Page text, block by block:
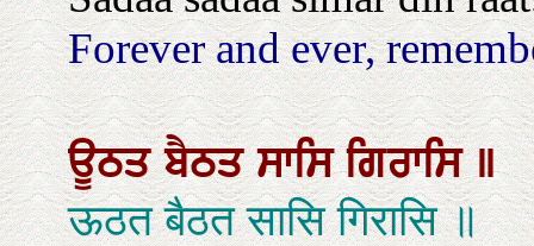
Forever and ever,
ਊਠਤਬੈਠਤਸਾਸਿਗਿਰਾਸਿ॥
ऊठत बैठत सासि गिरासि ॥